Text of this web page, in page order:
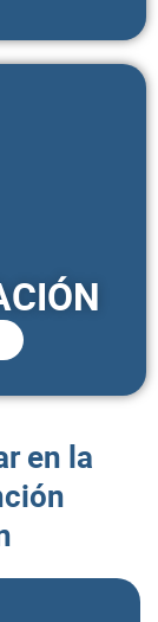
en la